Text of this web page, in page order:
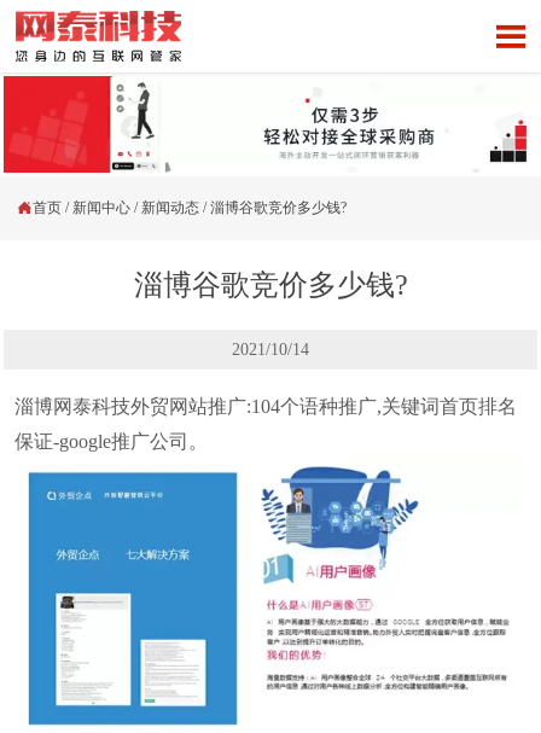

首页 / 新闻中心 / 新闻动态 /淄博谷歌竞价多少钱?
淄博谷歌竞价多少钱?
2021/10/14
淄博网泰科技外贸网站推广:104个语种推广,关键词首页排名
保证-google推广公司。